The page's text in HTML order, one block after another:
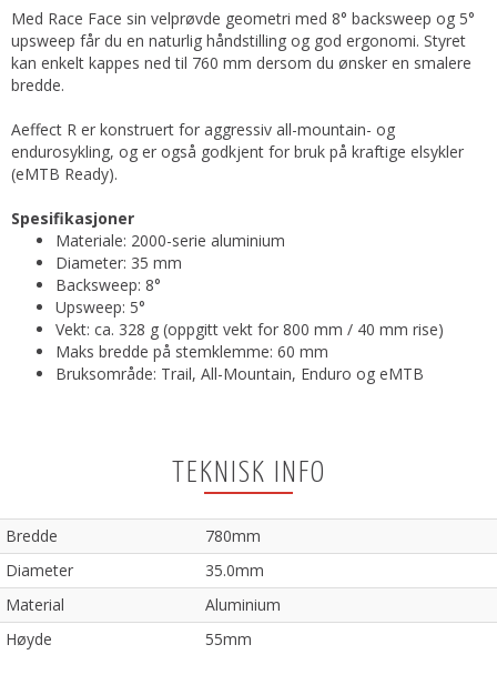
Med Race Face sin velprøvde geometri med 8° backsweep og 5°
upsweep får du en naturlig håndstilling og god ergonomi. Styret
kan enkelt kappes ned til 760 mm dersom du ønsker en smalere
bredde.
Aeffect R er konstruert for aggressiv all-mountain- og
endurosykling, og er også godkjent for bruk på kraftige elsykler
(eMTB Ready).
Spesifikasjoner
Materiale: 2000-serie aluminium
Diameter: 35 mm
Backsweep: 8°
Upsweep: 5°
Vekt: ca. 328 g (oppgitt vekt for 800 mm / 40 mm rise)
Maks bredde på stemklemme: 60 mm
Bruksområde: Trail, All-Mountain, Enduro og eMTB
TEKNISK INFO
Bredde
780mm
Diameter
35.0mm
Material
Aluminium
Høyde
55mm